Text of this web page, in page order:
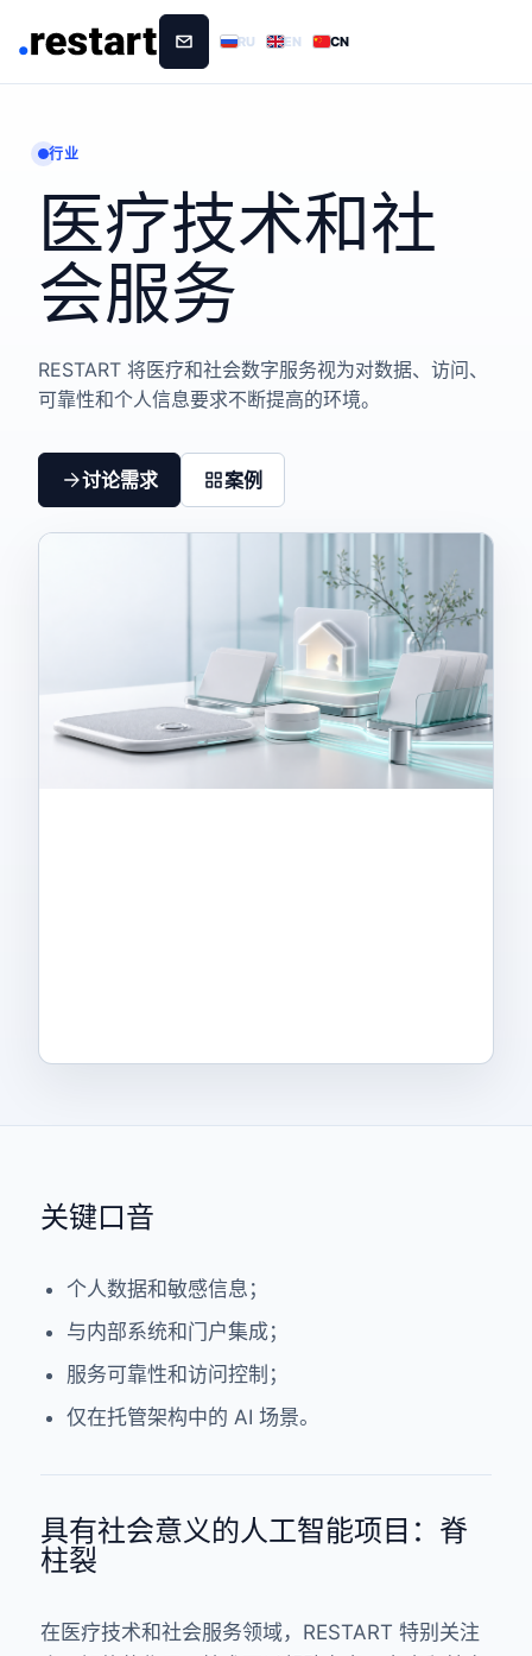
RU EN CN
行业
医疗技术和社
会服务
RESTART 将医疗和社会数字服务视为对数据、访问、
可靠性和个人信息要求不断提高的环境。
讨论需求 案例
关键口音
个人数据和敏感信息；
与内部系统和门户集成；
服务可靠性和访问控制；
仅在托管架构中的 AI 场景。
具有社会意义的人工智能项目：脊
柱裂
在医疗技术和社会服务领域，RESTART 特别关注